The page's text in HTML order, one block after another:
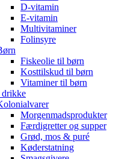
D-vitamin
E-vitamin
Multivitaminer
Folinsyre
Fiskeolie til børn
Kosttilskud til børn
Vitaminer til børn
Morgenmadsprodukter
Færdigretter og supper
Grød, mos & puré
Køderstatning